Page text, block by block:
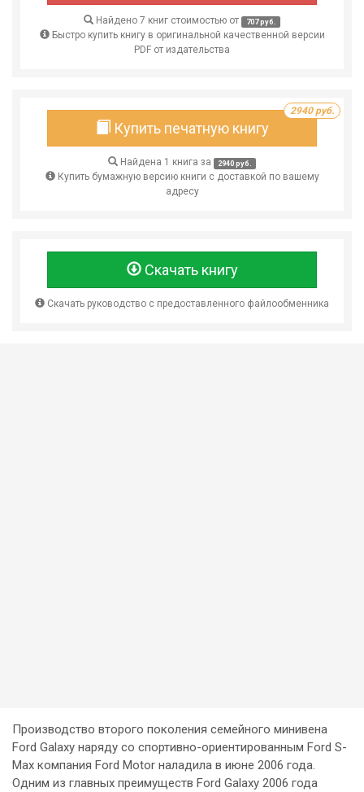
Найдено 7 книг стоимостью от 707 руб.
Быстро купить книгу в оригинальной качественной версии
PDF от издательства
Купить печатную книгу
2940 руб.
Найдена 1 книга за 2940 руб.
Купить бумажную версию книги с доставкой по вашему
адресу
Скачать книгу
Скачать руководство с предоставленного файлообменника
Производство второго поколения семейного минивена
Ford Galaxy наряду со спортивно-ориентированным Ford S-
Max компания Ford Motor наладила в июне 2006 года.
Одним из главных преимуществ Ford Galaxy 2006 года